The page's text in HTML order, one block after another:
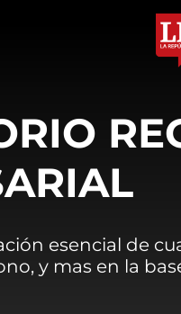
esencial de
y mas en la